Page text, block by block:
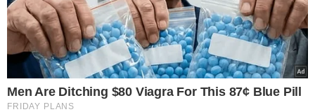
VEJA MAIS NOTÍCIAS